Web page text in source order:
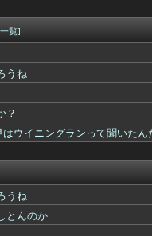
ア ...
さい！」←どうする？
そうだな🤪
思ってるのヤバすぎだ...
ッシュするソロが...
たって仕掛けがあるよ...
可哀想なボス
覧]
うね
？
はウイニングランって聞いたん
うね
とんのか